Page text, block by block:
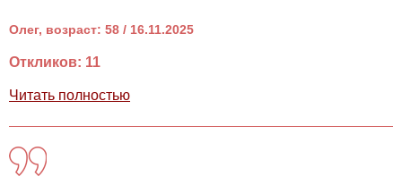
Олег, возраст: 58 / 16.11.2025
Откликов: 11
Читать полностью